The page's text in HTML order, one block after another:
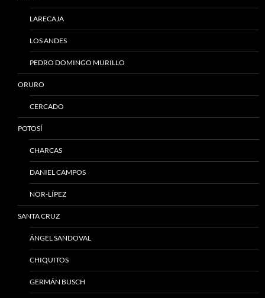
LARECAJA
LOS ANDES
PEDRO DOMINGO MURILLO
ORURO
CERCADO
POTOSÍ
CHARCAS
DANIEL CAMPOS
NOR-LÍPEZ
SANTA CRUZ
ÁNGEL SANDOVAL
CHIQUITOS
GERMÁN BUSCH